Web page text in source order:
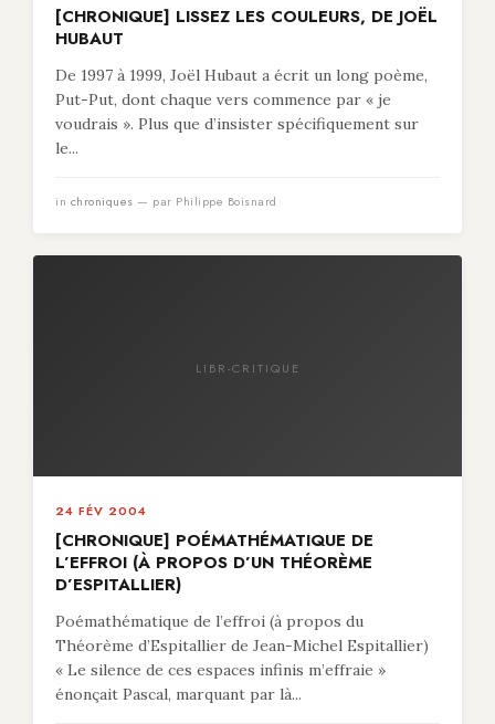
[CHRONIQUE] LISSEZ LES COULEURS, DE JOËL
HUBAUT
De 1997 à 1999, Joël Hubaut a écrit un long poème,
Put-Put, dont chaque vers commence par « je
voudrais ». Plus que d’insister spécifiquement sur
le...
in chroniques — par Philippe Boisnard
LIBR-CRITIQUE
24 FÉV 2004
[CHRONIQUE] POÉMATHÉMATIQUE DE
L’EFFROI (À PROPOS D’UN THÉORÈME
D’ESPITALLIER)
Poémathématique de l’effroi (à propos du
Théorème d’Espitallier de Jean-Michel Espitallier)
« Le silence de ces espaces infinis m’effraie »
énonçait Pascal, marquant par là...